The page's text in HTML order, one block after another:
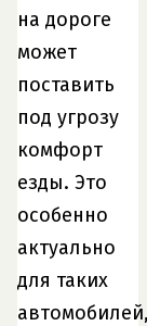
на дороге
может
поставить
под угрозу
комфорт
езды. Это
особенно
актуально
для таких